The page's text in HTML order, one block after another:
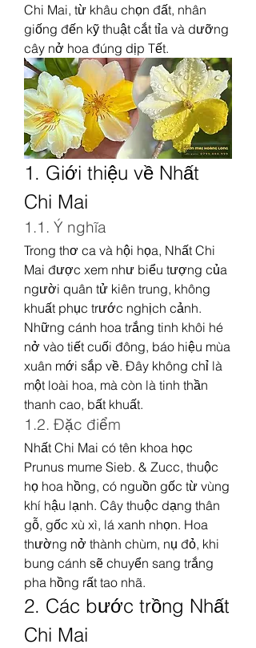
Chi Mai, từ khâu chọn đất, nhân
giống đến kỹ thuật cắt tỉa và dưỡng
cây nở hoa đúng dịp Tết.
1. Giới thiệu về Nhất
Chi Mai
1.1. Ý nghĩa
Trong thơ ca và hội họa, Nhất Chi
Mai được xem như biểu tượng của
người quân tử kiên trung, không
khuất phục trước nghịch cảnh.
Những cánh hoa trắng tinh khôi hé
nở vào tiết cuối đông, báo hiệu mùa
xuân mới sắp về. Đây không chỉ là
một loài hoa, mà còn là tinh thần
thanh cao, bất khuất.
1.2. Đặc điểm
Nhất Chi Mai có tên khoa học
Prunus mume Sieb. & Zucc, thuộc
họ hoa hồng, có nguồn gốc từ vùng
khí hậu lạnh. Cây thuộc dạng thân
gỗ, gốc xù xì, lá xanh nhọn. Hoa
thường nở thành chùm, nụ đỏ, khi
bung cánh sẽ chuyển sang trắng
pha hồng rất tao nhã.
2. Các bước trồng Nhất
Chi Mai